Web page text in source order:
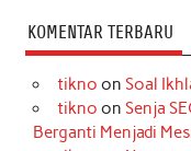
KOMENTAR TERBARU
tikno on Soal
tikno on Senja
Berganti Menjadi